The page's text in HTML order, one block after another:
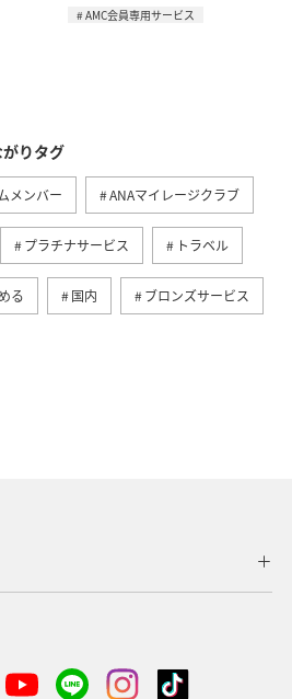
AMC会員専用サービス
りタグ
メンバー ANAマイレージクラブ
プラチナサービス トラベル
る 国内 ブロンズサービス